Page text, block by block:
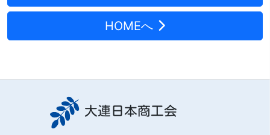
HOMEへ
大連日本商工会